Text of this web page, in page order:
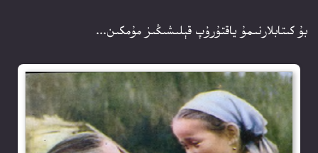
بۇ كىتابلارنىمۇ ياقتۇرۇپ قېلىشىڭىز مۇمكىن...